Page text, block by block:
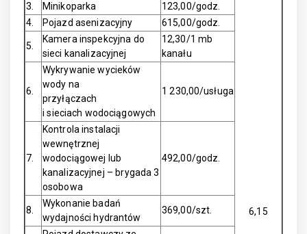
6,15
3.
Minikoparka
123,00/godz.
4.
Pojazd asenizacyjny 615,00/godz.
5.
Kamera inspekcyjna do
sieci kanalizacyjnej
12,30/1 mb
kanału
6.
Wykrywanie wycieków
wody na
przyłączach
i sieciach wodociągowych
1 230,00/usługa
7.
Kontrola instalacji
wewnętrznej
wodociągowej lub
kanalizacyjnej – brygada 3
osobowa
492,00/godz.
8.
Wykonanie badań
wydajności hydrantów
369,00/szt.